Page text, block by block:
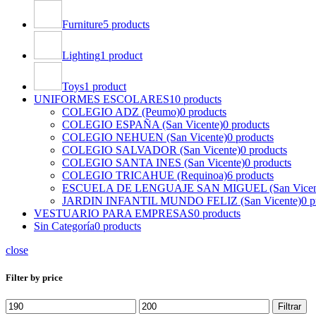
Furniture5 products
Lighting1 product
Toys1 product
UNIFORMES ESCOLARES10 products
COLEGIO ADZ (Peumo)0 products
COLEGIO ESPAÑA (San Vicente)0 products
COLEGIO NEHUEN (San Vicente)0 products
COLEGIO SALVADOR (San Vicente)0 products
COLEGIO SANTA INES (San Vicente)0 products
COLEGIO TRICAHUE (Requinoa)6 products
ESCUELA DE LENGUAJE SAN MIGUEL (San
JARDIN INFANTIL MUNDO FELIZ (San Vicente)0
VESTUARIO PARA EMPRESAS0 products
Sin Categoría0 products
close
Filter by price
Precio
Precio
Filtrar